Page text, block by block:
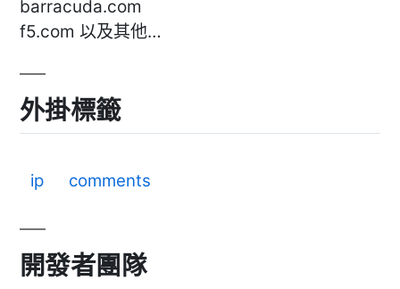
barracuda.com
f5.com 以及其他…
外掛標籤
ip comments
開發者團隊